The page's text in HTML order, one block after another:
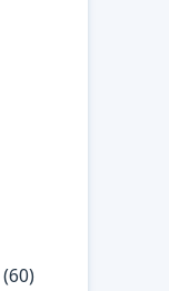
(60)